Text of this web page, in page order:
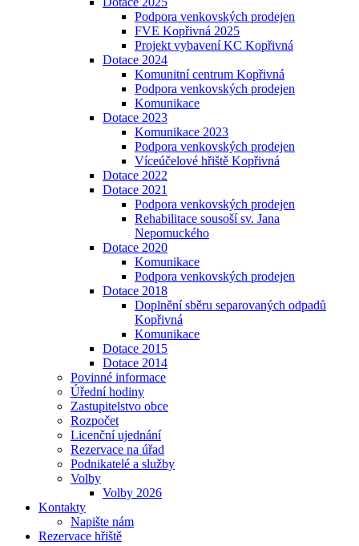
Podpora venkovských prodejen
FVE Kopřivná 2025
Projekt vybavení KC Kopřivná
Dotace 2024
Komunitní centrum Kopřivná
Podpora venkovských prodejen
Komunikace
Dotace 2023
Komunikace 2023
Podpora venkovských prodejen
Víceúčelové hřiště Kopřivná
Dotace 2022
Dotace 2021
Podpora venkovských prodejen
Rehabilitace sousoší sv. Jana
Nepomuckého
Dotace 2020
Komunikace
Podpora venkovských prodejen
Dotace 2018
Doplnění sběru separovaných odpadů
Kopřivná
Komunikace
Dotace 2015
Dotace 2014
Povinné informace
Úřední hodiny
Zastupitelstvo obce
Rozpočet
Licenční ujednání
Rezervace na úřad
Podnikatelé a služby
Volby
Volby 2026
Kontakty
Napište nám
Rezervace hřiště